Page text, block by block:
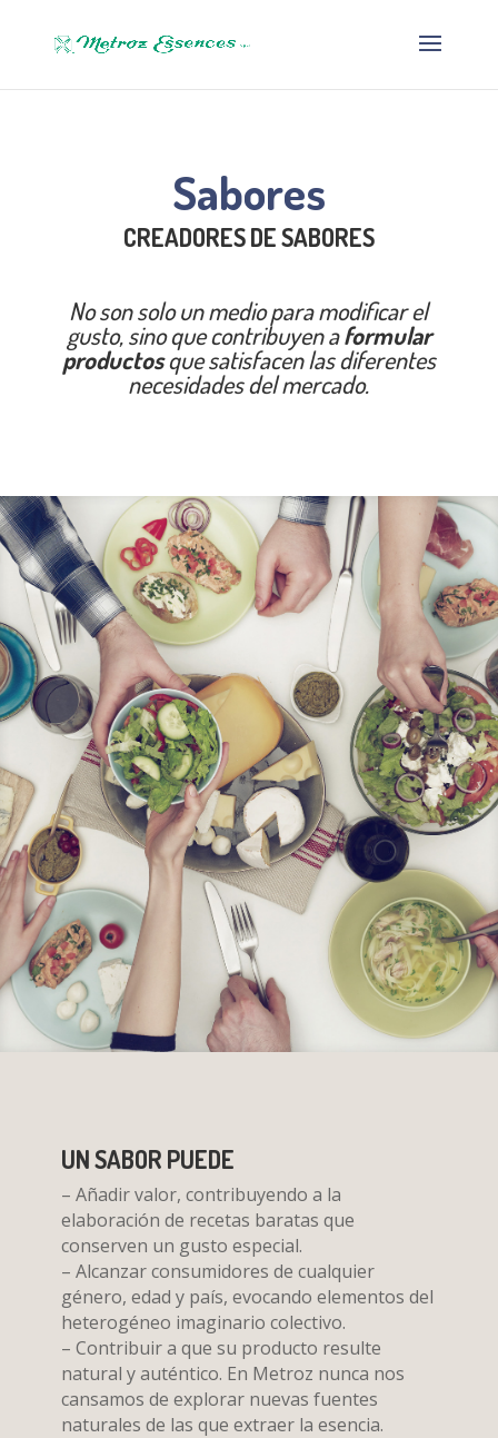
Sabores
CREADORES DE SABORES
No son solo un medio para modificar el
gusto, sino que contribuyen aformular
productosque satisfacen las diferentes
necesidades del mercado.
UN SABOR PUEDE
– Añadir valor, contribuyendo a la
elaboración de recetas baratas que
conserven un gusto especial.
– Alcanzar consumidores de cualquier
género, edad y país, evocando elementos del
heterogéneo imaginario colectivo.
– Contribuir a que su producto resulte
natural y auténtico. En Metroz nunca nos
cansamos de explorar nuevas fuentes
naturales de las que extraer la esencia.